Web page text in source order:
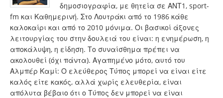
δημοσιογραφία, με θητεία σε ΑΝΤ1, sport-
fm και Καθημερινή. Στο Λουτράκι από το 1986 κάθε
καλοκαίρι και από το 2010 μόνιμα. Οι βασικοί άξονες
λειτουργίας του στην δουλειά του είναι: η ενημέρωση, η
αποκάλυψη, η είδηση. Το συναίσθημα πρέπει να
ακολουθεί (όχι πάντα). Αγαπημένο μότο, αυτό του
Αλμπέρ Καμί: Ο ελεύθερος Τύπος μπορεί να είναι είτε
καλός είτε κακός, αλλά χωρίς ελευθερία, είναι
απόλυτα βέβαιο ότι ο Τύπος δεν μπορεί να είναι